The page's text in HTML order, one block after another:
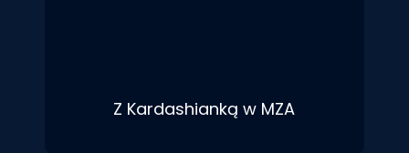
Z Kardashianką w MZA